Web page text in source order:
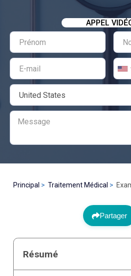
APPEL
Principal Traitement Médical
Partager
Résumé